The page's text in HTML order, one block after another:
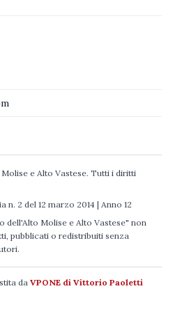
e Alto Vastese. Tutti i diritti
2 del 12 marzo 2014 | Anno 12
dell'Alto Molise e Alto Vastese" non
pubblicati o redistribuiti senza
da VPONE di Vittorio Paoletti